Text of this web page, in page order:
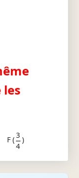
F (
3
4
)